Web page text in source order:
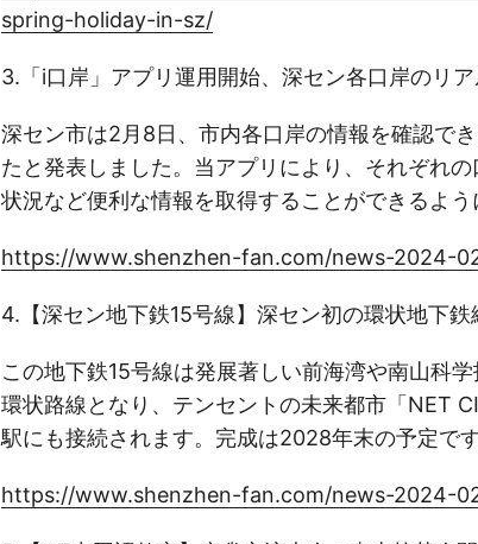
spring-holiday-in-sz/
3.「i口岸」アプリ運用開始、深セン各口岸のリ
深セン市は2月8日、市内各口岸の情報を確認で
たと発表しました。当アプリにより、それぞれ
状況など便利な情報を取得することができるよう
https://www.shenzhen-fan.com/news-2024-
4.【深セン地下鉄15号線】深セン初の環状地下
この地下鉄15号線は発展著しい前海湾や南山科
環状路線となり、テンセントの未来都市「NET
駅にも接続されます。完成は2028年末の予定です
https://www.shenzhen-fan.com/news-2024-